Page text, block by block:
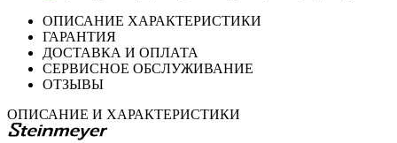
ОПИСАНИЕ ХАРАКТЕРИСТИКИ
ГАРАНТИЯ
ДОСТАВКА И ОПЛАТА
СЕРВИСНОЕ ОБСЛУЖИВАНИЕ
ОТЗЫВЫ
ОПИСАНИЕ И ХАРАКТЕРИСТИКИ